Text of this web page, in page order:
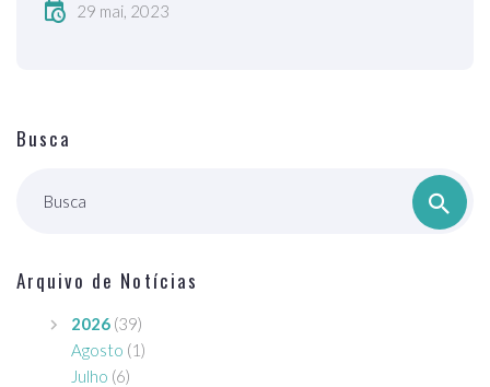
29 mai, 2023
Busca
Busca
Arquivo de Notícias
2026 (39)
Agosto (1)
Julho (6)